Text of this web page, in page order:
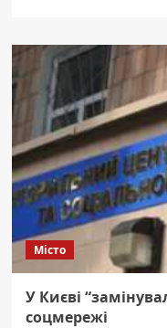
простягає
руку
допомоги
Європі
у
боротьбі
повенями
Місто
У Києві
соцмережі